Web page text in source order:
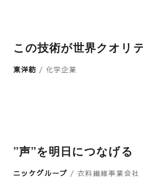
この技術が世界クオリ
東洋紡 / 化学企業
”声”を明日につなげる
ニッケグループ / 衣料繊維事業会社